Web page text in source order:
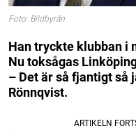
Foto: Bildbyrån
Han tryckte klubban i
Nu toksågas
– Det är så fjantigt så
Rönnqvist.